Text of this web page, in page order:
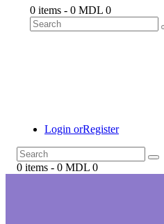
0 items -0 MDL 0
Login orRegister
0 items - 0 MDL 0